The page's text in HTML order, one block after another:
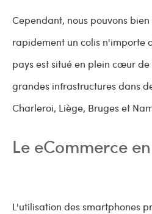
Cependant, nous pouvons
rapidement un colis n'importe
pays est situé en plein cœur
grandes infrastructures dans
Charleroi, Liège, Bruges et
Le eCommerce
L'utilisation des smartphones